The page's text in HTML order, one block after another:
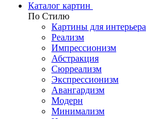
Каталог картин
По Стилю
Картины для интерьера
Реализм
Импрессионизм
Абстракция
Сюрреализм
Экспрессионизм
Авангардизм
Модерн
Минимализм